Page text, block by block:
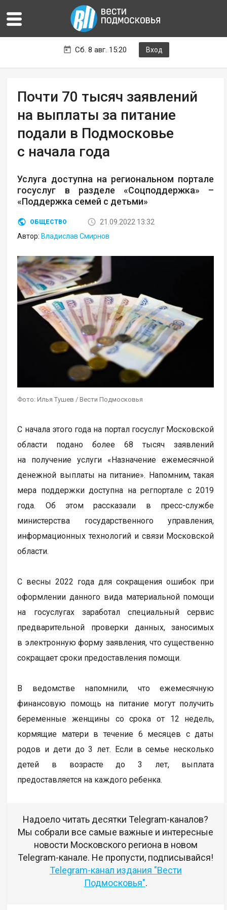
Сб. 8 авг. 15:20 Вход
Почти 70 тысяч заявлений
на выплаты за питание
подали в Подмосковье
с начала года
Услуга доступна на региональном портале
госуслуг в разделе «Соцподдержка» –
«Поддержка семей с детьми»
ОБЩЕСТВО
21.09.2022 13:32
Автор: Владислав Смирнов
Фото: Илья Тушев / Вести Подмосковья
С начала этого года на портал госуслуг Московской
области подано более 68 тысяч заявлений
на получение услуги «Назначение ежемесячной
денежной выплаты на питание». Напомним, такая
мера поддержки доступна на регпортале с 2019
года. Об этом рассказали в пресс-службе
министерства государственного управления,
информационных технологий и связи Московской
области.
С весны 2022 года для сокращения ошибок при
оформлении данного вида материальной помощи
на госуслугах заработал специальный сервис
предварительной проверки данных, заносимых
в электронную форму заявления, что существенно
сокращает сроки предоставления помощи.
В ведомстве напомнили, что ежемесячную
финансовую помощь на питание могут получить
беременные женщины со срока от 12 недель,
кормящие матери в течение 6 месяцев с даты
родов и дети до 3 лет. Если в семье несколько
детей в возрасте до 3 лет, выплата
предоставляется на каждого ребенка.
Надоело читать десятки Telegram-каналов?
Мы собрали все самые важные и интересные
новости Московского региона в новом
Telegram-канале. Не пропусти, подписывайся!
Telegram-канал издания "Вести
Подмосковья".